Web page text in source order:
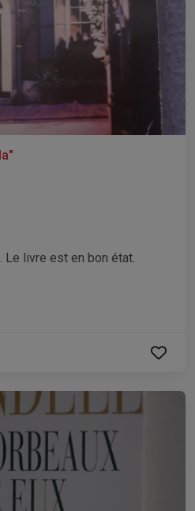
Le livre est en bon état.